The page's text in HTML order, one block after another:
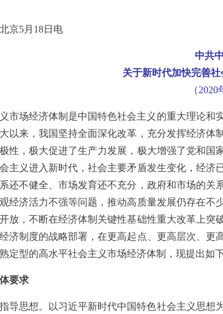
京5月18日电
中共
关于新时代加快完善
（2020
市场经济体制是中国特色社会主义的重大理论和
以来，我国坚持全面深化改革，充分发挥经济
性，极大促进了生产力发展，极大增强了党和国
主义进入新时代，社会主要矛盾发生变化，经济
还不健全、市场发育还不充分，政府和市场的
经济活力不强等问题，推动高质量发展仍存在不
放，不断在经济体制关键性基础性重大改革上
济制度的战略部署，在更高起点、更高层次、
定型的高水平社会主义市场经济体制，现提出如下
要求
指导思想。以习近平新时代中国特色社会主义思